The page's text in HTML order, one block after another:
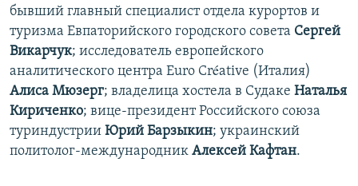
бывший главный специалист отдела курортов и
туризма Евпаторийского городского совета Сергей
Викарчук; исследователь европейского
аналитического центра Euro Créative (Италия)
Алиса Мюзерг; владелица хостела в Судаке Наталья
Кириченко; вице-президент Российского союза
туриндустрии Юрий Барзыкин; украинский
политолог-международник Алексей Кафтан.